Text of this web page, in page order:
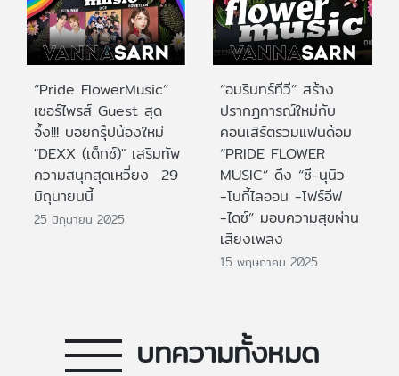
“Pride FlowerMusic”
เซอร์ไพรส์ Guest สุด
จึ้ง!!! บอยกรุ๊ปน้องใหม่
"DEXX (เด็กซ์)" เสริมทัพ
ความสนุกสุดเหวี่ยง 29
มิถุนายนนี้
25 มิถุนายน 2025
“อมรินทร์ทีวี” สร้าง
ปรากฏการณ์ใหม่กับ
คอนเสิร์ตรวมแฟนด้อม
“PRIDE FLOWER
MUSIC” ดึง “ซี-นุนิว
-โบกี้ไลออน -โฟร์อีฟ
-ไดซ์” มอบความสุขผ่าน
เสียงเพลง
15 พฤษภาคม 2025
บทความทั้งหมด